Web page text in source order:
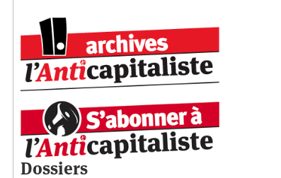
Dossiers